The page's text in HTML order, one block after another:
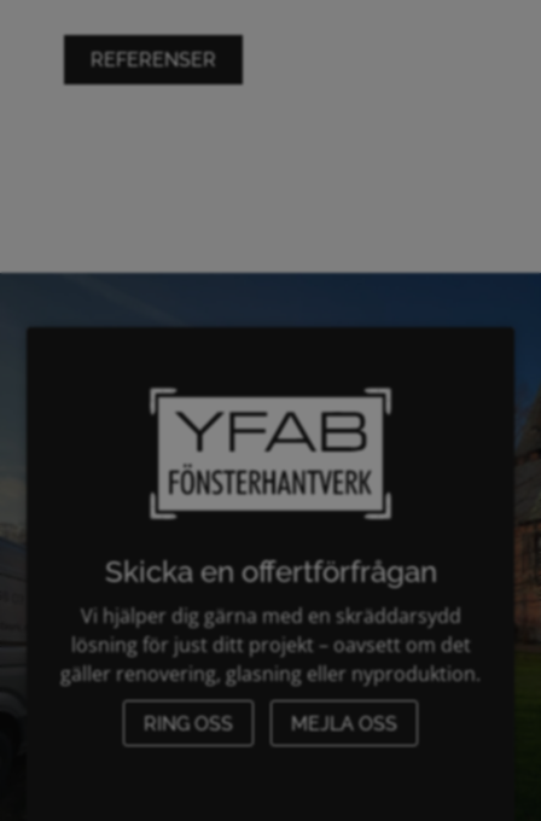
REFERENSER
Skicka en offertförfrågan
Vi hjälper dig gärna med en skräddarsydd
lösning för just ditt projekt – oavsett om det
gäller renovering, glasning eller nyproduktion.
RING OSS MEJLA OSS